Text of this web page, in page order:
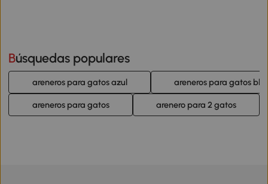
Búsquedas populares
areneros para gatos azul areneros para gatos
areneros para gatos arenero para 2 gatos